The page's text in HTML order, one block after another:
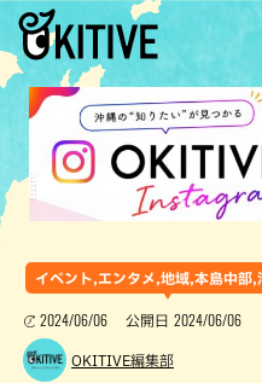
イベント,エンタメ,地域,本島中部,
2024/06/06 公開日 2024/06/06
OKITIVE編集部